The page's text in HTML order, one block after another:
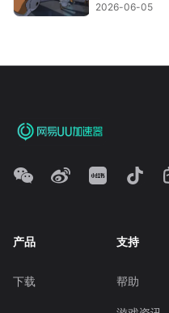
2026-06-05
产品
下载
支持
帮助